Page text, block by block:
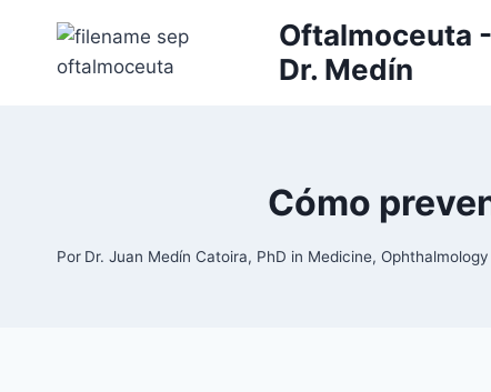
contenido
Oftalmoceuta
Dr. Medín
Cómo
Por Dr. Juan Medín Catoira, PhD in Medicine,